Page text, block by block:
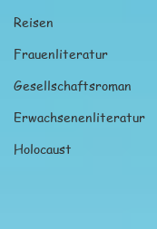
Reisen
Frauenliteratur
Gesellschaftsroman
Erwachsenenliteratur
Holocaust